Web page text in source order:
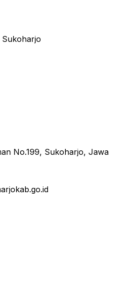
Sukoharjo
No.199, Sukoharjo, Jawa